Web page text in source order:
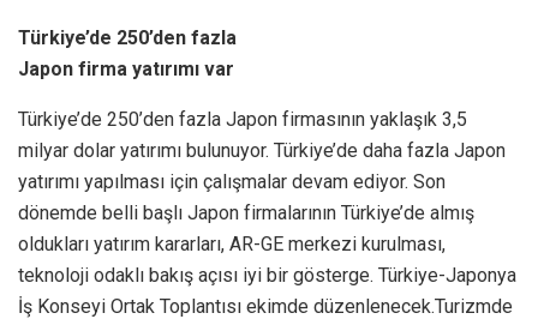
Türkiye’de 250’den fazla
Japon firma yatırımı var
Türkiye’de 250’den fazla Japon firmasının yaklaşık 3,5
milyar dolar yatırımı bulunuyor. Türkiye’de daha fazla Japon
yatırımı yapılması için çalışmalar devam ediyor. Son
dönemde belli başlı Japon firmalarının Türkiye’de almış
oldukları yatırım kararları, AR-GE merkezi kurulması,
teknoloji odaklı bakış açısı iyi bir gösterge. Türkiye-Japonya
İş Konseyi Ortak Toplantısı ekimde düzenlenecek.Turizmde